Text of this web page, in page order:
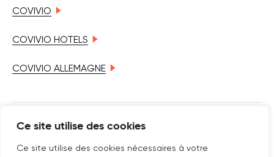
Ce site utilise des cookies
Ce site utilise des cookies nécessaires à votre
COVIVIO
COVIVIO HOTELS
COVIVIO ALLEMAGNE
SUIVEZ-NOUS SUR
Nouvelle fenêtre
linkedinNouvelle fenêtre
youtubeNouvelle fenêtre
instagram